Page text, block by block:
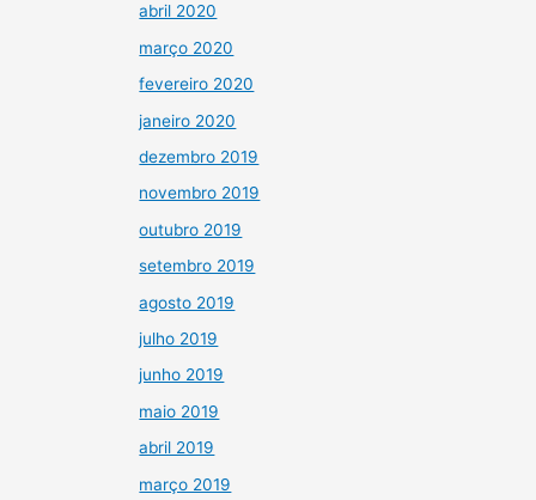
abril 2020
março 2020
fevereiro 2020
janeiro 2020
dezembro 2019
novembro 2019
outubro 2019
setembro 2019
agosto 2019
julho 2019
junho 2019
maio 2019
abril 2019
março 2019